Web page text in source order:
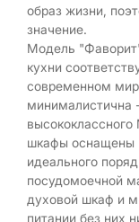
образ жизни,
значение.
Модель
кухни
современном
минималистична
шкафы оснащены
идеального
посудомоечной
духовой шкаф и
питании без них